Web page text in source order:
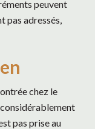
peuvent
pas adressés,
chez le
pas prise au